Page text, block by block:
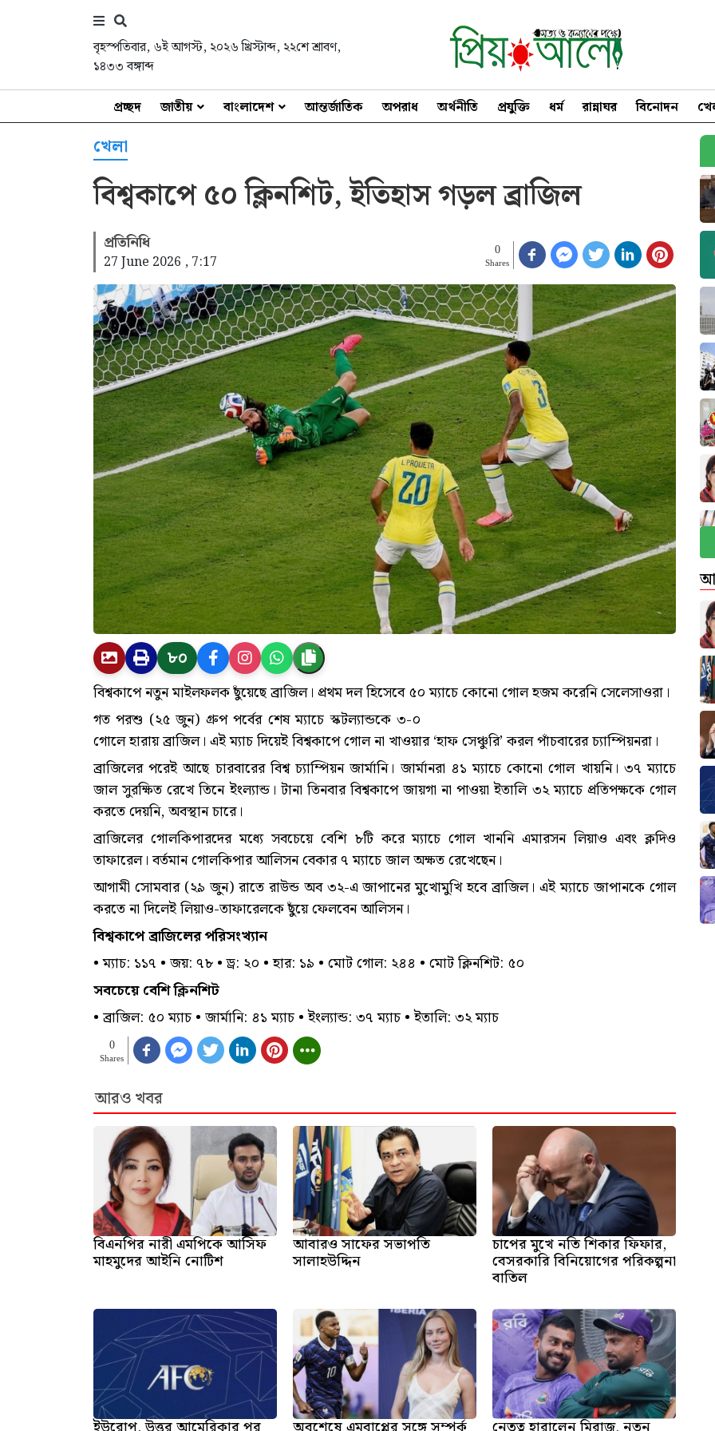
বৃহস্পতিবার, ৬ই আগস্ট, ২০২৬ খ্রিস্টাব্দ, ২২শে শ্রাবণ,
১৪৩৩ বঙ্গাব্দ
প্রচ্ছদ জাতীয় বাংলাদেশ আন্তর্জাতিক অপরাধ অর্থনীতি প্রযুক্তি ধর্ম রান্নাঘর বিনোদন
খেলা
বিশ্বকাপে ৫০ ক্লিনশিট, ইতিহাস গড়ল ব্রাজিল
প্রতিনিধি
27 June 2026 , 7:17
0
Shares
৮০
বিশ্বকাপে নতুন মাইলফলক ছুঁয়েছে ব্রাজিল। প্রথম দল হিসেবে ৫০ ম্যাচে কোনো গোল হজম করেনি সেলেসাওরা।
গত পরশু (২৫ জুন) গ্রুপ পর্বের শেষ ম্যাচে স্কটল্যান্ডকে ৩-০
গোলে হারায় ব্রাজিল। এই ম্যাচ দিয়েই বিশ্বকাপে গোল না খাওয়ার ‘হাফ সেঞ্চুরি’ করল পাঁচবারের চ্যাম্পিয়নরা।
ব্রাজিলের পরেই আছে চারবারের বিশ্ব চ্যাম্পিয়ন জার্মানি। জার্মানরা ৪১ ম্যাচে কোনো গোল খায়নি। ৩৭ ম্যাচে
জাল সুরক্ষিত রেখে তিনে ইংল্যান্ড। টানা তিনবার বিশ্বকাপে জায়গা না পাওয়া ইতালি ৩২ ম্যাচে প্রতিপক্ষকে গোল
করতে দেয়নি, অবস্থান চারে।
ব্রাজিলের গোলকিপারদের মধ্যে সবচেয়ে বেশি ৮টি করে ম্যাচে গোল খাননি এমারসন লিয়াও এবং ক্লদিও
তাফারেল। বর্তমান গোলকিপার আলিসন বেকার ৭ ম্যাচে জাল অক্ষত রেখেছেন।
আগামী সোমবার (২৯ জুন) রাতে রাউন্ড অব ৩২-এ জাপানের মুখোমুখি হবে ব্রাজিল। এই ম্যাচে জাপানকে গোল
করতে না দিলেই লিয়াও-তাফারেলকে ছুঁয়ে ফেলবেন আলিসন।
বিশ্বকাপে ব্রাজিলের পরিসংখ্যান
• ম্যাচ: ১১৭ • জয়: ৭৮ • ড্র: ২০ • হার: ১৯ • মোট গোল: ২৪৪ • মোট ক্লিনশিট: ৫০
সবচেয়ে বেশি ক্লিনশিট
• ব্রাজিল: ৫০ ম্যাচ • জার্মানি: ৪১ ম্যাচ • ইংল্যান্ড: ৩৭ ম্যাচ • ইতালি: ৩২ ম্যাচ
0
Shares
আরও খবর
বিএনপির নারী এমপিকে আসিফ
মাহমুদের আইনি নোটিশ
আবারও সাফের সভাপতি
সালাহউদ্দিন
চাপের মুখে নতি শিকার ফিফার,
বেসরকারি বিনিয়োগের পরিকল্পনা
বাতিল